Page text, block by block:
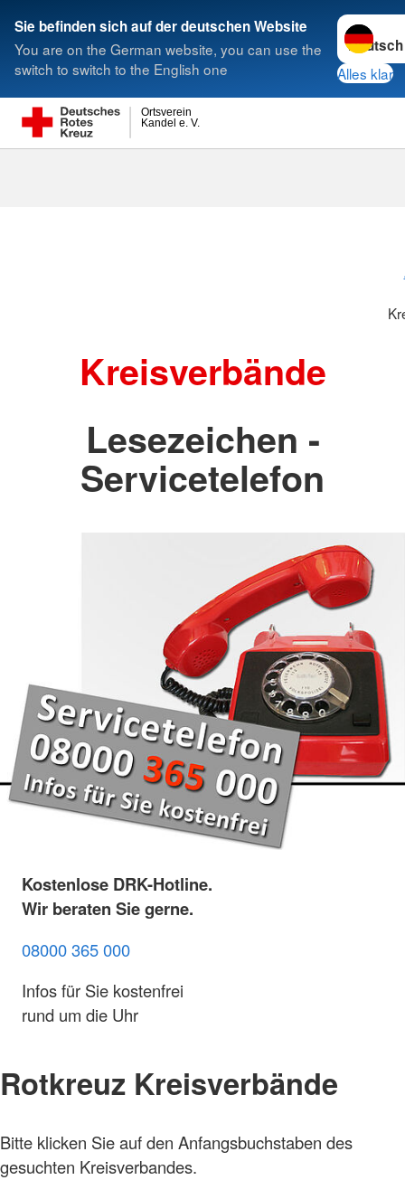
Sie befinden sich auf der deutschen Website
You are on the German website, you can use the
switch to switch to the English one
Sprache
Alles klar
Kandel e. V.
Ortsverein
Suche
Kreisverbände
Lesezeichen -
Servicetelefon
Kostenlose DRK-Hotline.
Wir beraten Sie gerne.
08000 365 000
Infos für Sie kostenfrei
rund um die Uhr
Rotkreuz Kreisverbände
Bitte klicken Sie auf den Anfangsbuchstaben des
gesuchten Kreisverbandes.